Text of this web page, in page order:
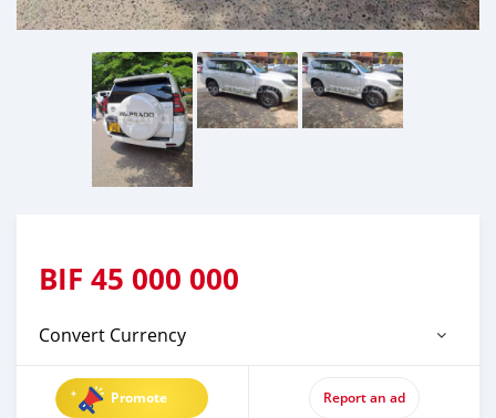
BIF 45 000 000
Convert Currency
Promote Report an ad